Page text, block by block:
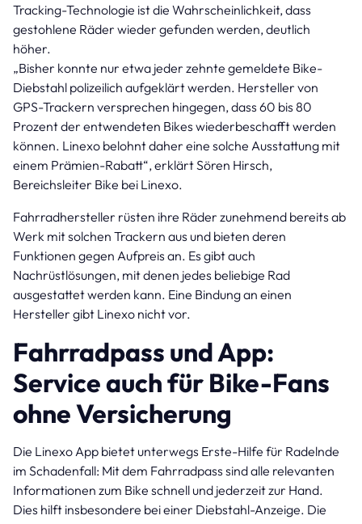
Tracking-Technologie ist die Wahrscheinlichkeit, dass
gestohlene Räder wieder gefunden werden, deutlich
höher.
„Bisher konnte nur etwa jeder zehnte gemeldete Bike-
Diebstahl polizeilich aufgeklärt werden. Hersteller von
GPS-Trackern versprechen hingegen, dass 60 bis 80
Prozent der entwendeten Bikes wiederbeschafft werden
können. Linexo belohnt daher eine solche Ausstattung mit
einem Prämien-Rabatt“, erklärt Sören Hirsch,
Bereichsleiter Bike bei Linexo.
Fahrradhersteller rüsten ihre Räder zunehmend bereits ab
Werk mit solchen Trackern aus und bieten deren
Funktionen gegen Aufpreis an. Es gibt auch
Nachrüstlösungen, mit denen jedes beliebige Rad
ausgestattet werden kann. Eine Bindung an einen
Hersteller gibt Linexo nicht vor.
Fahrradpass und App:
Service auch für Bike-Fans
ohne Versicherung
Die Linexo App bietet unterwegs Erste-Hilfe für Radelnde
im Schadenfall: Mit dem Fahrradpass sind alle relevanten
Informationen zum Bike schnell und jederzeit zur Hand.
Dies hilft insbesondere bei einer Diebstahl-Anzeige. Die